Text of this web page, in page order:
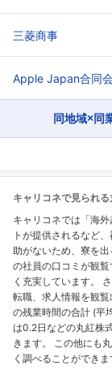
三菱商事
Apple Japan合同
同地域×同
キャリコネで見られ
キャリコネでは「海
トが提供されるなど
助がないため、寮を
の社員の口コミが観
く充実しています。
転職、求人情報を観
の残業時間の合計 (平
は0.2日などの丸紅株
きます。 この他にも
く調べることができま